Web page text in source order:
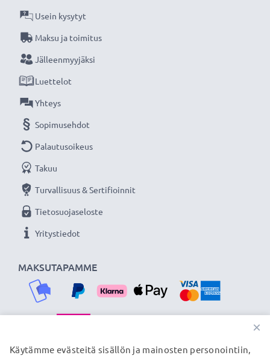
✔ Ei sovellu super-, ultra- tai laajakulmaobjektiiveille
Tekniset tiedot:
Halkaisija:Ø 92mm
Materiaali: Muovi
Lisää yksityiskohtia, kontrastia ja väriä
- Vastavalosuoja kukkamalli / tulppaani / terälehti
bajonetti tuotemerkiltä CELLONIC 3 vuoden
takuulla!
MAKSUTAPAMME
Usein kysytyt
Maksu ja toimitus
Jälleenmyyjäksi
Luettelot
Yhteys
Sopimusehdot
Palautusoikeus
Takuu
Turvallisuus & Sertifioinnit
Tietosuojaseloste
Yritystiedot
TOIMITUSKUMPPANIMME
×
Käytämme evästeitä sisällön ja mainosten personointiin,